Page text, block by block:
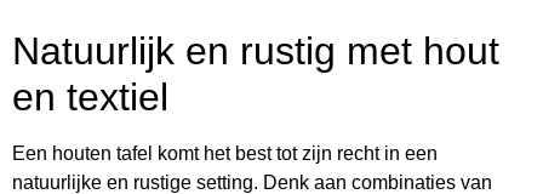
Natuurlijk en rustig met hout
en textiel
Een houten tafel komt het best tot zijn recht in een
natuurlijke en rustige setting. Denk aan combinaties van